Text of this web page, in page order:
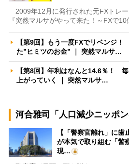
2009年12月に発行された元FXトレ
『突然マルサがやって来た！～FXで10
【第9回】もう一度FXでリベンジ
た”ヒミツのお金” ｜ 突然マルサ…
【第8回】年利はなんと14.6％！
上がっていく ｜ 突然マルサ…
河合雅司「人口減少ニッポン
【「警察官離れ」に
が本気で取り組む「
現…